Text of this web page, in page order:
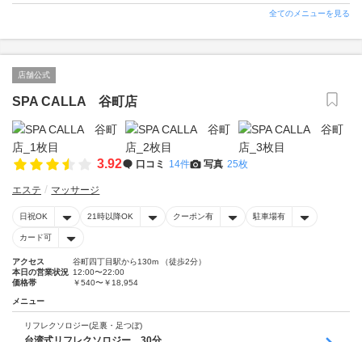
全てのメニューを見る
店舗公式
SPA CALLA 谷町店
3.92 口コミ 14件 写真 25枚
エステ マッサージ
日祝OK 21時以降OK クーポン有 駐車場有
カード可
アクセス
谷町四丁目駅から130m （徒歩2分）
本日の営業状況 12:00〜22:00
価格帯
￥540〜￥18,954
メニュー
リフレクソロジー(足裏・足つぼ)